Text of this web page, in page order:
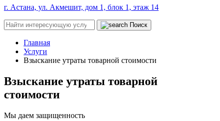
г. Астана, ул. Акмешит, дом 1, блок 1, этаж 14
Поиск
Главная
Услуги
Взыскание утраты товарной стоимости
Взыскание утраты товарной
стоимости
Мы даем защищенность